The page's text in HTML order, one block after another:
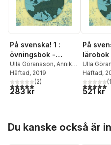
På svenska! 1 :
övningsbok -
svenska som
främmande språk
A1 & A2
Ulla Göransson, Annika
Helander,Mai Parada
Häftad, 2019
5,0utav 5 stjärnor. Totalt antal
(2)
283 kr
På
lärobok
Ulla
Parada
Häftad,
5,0utav 5(1
521 kr
Du kanske också är